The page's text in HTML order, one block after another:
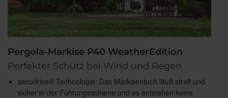
Pergola-Markise P40 WeatherEdition
Perfekter Schutz bei Wind und Regen
secudrive® Technologie: Das Markisentuch läuft straff und
sicher in der Führungsschiene und es entstehen keine